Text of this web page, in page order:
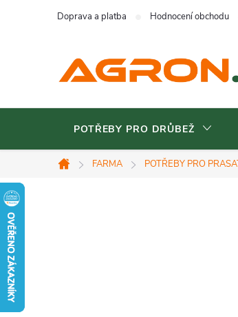
Doprava a platba Hodnocení obchodu
POTŘEBY PRO DRŮBEŽ
Domů
FARMA POTŘEBY PRO